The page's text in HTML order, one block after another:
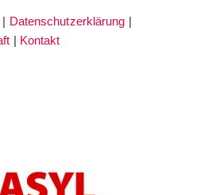
| Datenschutzerklärung |
| Kontakt